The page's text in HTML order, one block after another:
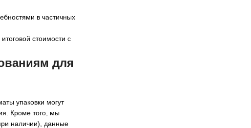
в частичных
стоимости с
для
упаковки могут
Кроме того, мы
наличии), данные